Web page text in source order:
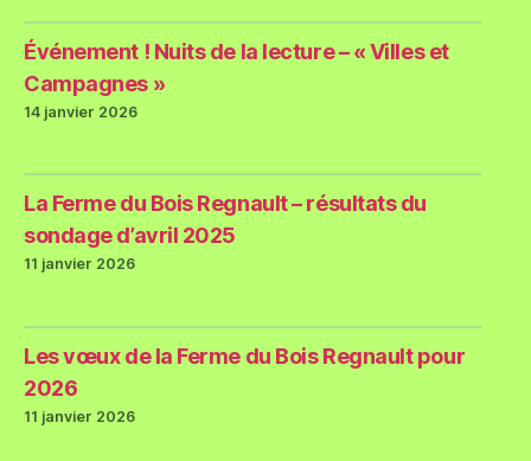
Événement ! Nuits de la lecture – « Villes et
Campagnes »
14 janvier 2026
La Ferme du Bois Regnault – résultats du
sondage d’avril 2025
11 janvier 2026
Les vœux de la Ferme du Bois Regnault pour
2026
11 janvier 2026